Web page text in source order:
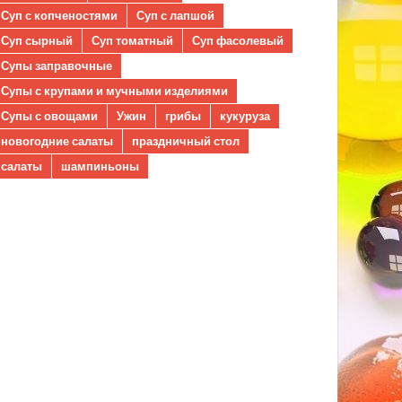
Суп с копченостями
Суп с лапшой
Суп сырный
Суп томатный
Суп фасолевый
Супы заправочные
Супы с крупами и мучными изделиями
Супы с овощами
Ужин грибы
кукуруза
новогодние салаты
праздничный стол
салаты
шампиньоны